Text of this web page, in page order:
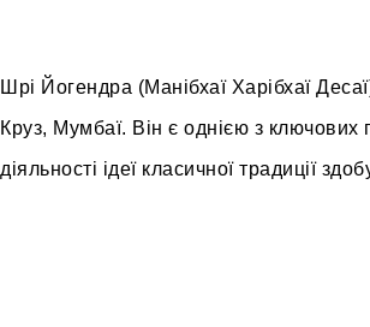
Шрі Йогендра (Манібхаї Харібхаї
Круз, Мумбаї. Він є однією з ключових
діяльності ідеї класичної традиції